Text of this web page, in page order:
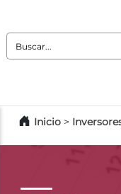
Buscar:
Inicio >